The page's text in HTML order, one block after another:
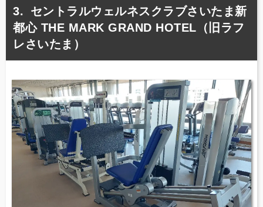
セントラルウェルネスクラブさいたま新
都心 THE MARK GRAND HOTEL（旧ラフ
レさいたま）